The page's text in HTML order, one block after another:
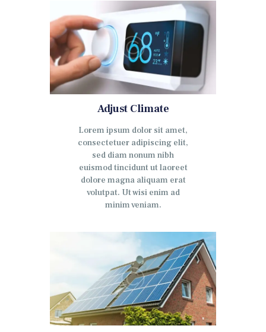
Adjust Climate
Lorem ipsum dolor sit amet,
consectetuer adipiscing elit,
sed diam nonum nibh
euismod tincidunt ut laoreet
dolore magna aliquam erat
volutpat. Ut wisi enim ad
minim veniam.